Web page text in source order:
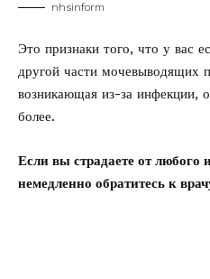
nhsinform
Это признаки того, что у вас
другой части мочевыводящих
возникающая из-за инфекции,
более.
Если вы страдаете от любого
немедленно обратитесь к